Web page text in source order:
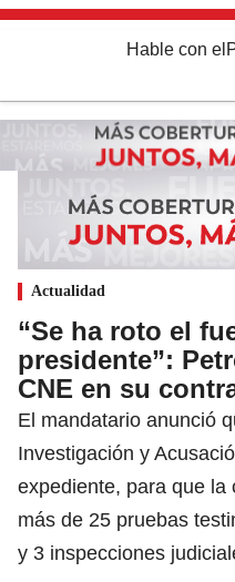
Hable con el
Actualidad
“Se ha roto el
presidente”:
CNE en su
El mandatario anunció
Investigación y
expediente, para que
más de 25 pruebas
y 3 inspecciones